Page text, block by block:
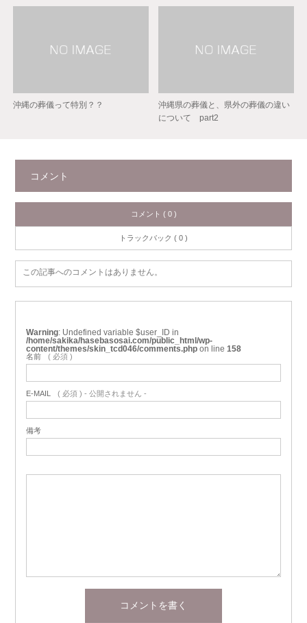
沖縄の葬儀って特別？？
沖縄県の葬儀と、県外の葬儀の違い
について part2
コメント
コメント ( 0 )
トラックバック ( 0 )
この記事へのコメントはありません。
Warning : Undefined variable $user_ID in
/home/sakika/hasebasosai.com/public_html/wp-
content/themes/skin_tcd046/comments.php on line 158
名前 ( 必須 )
E-MAIL ( 必須 ) - 公開されません -
備考